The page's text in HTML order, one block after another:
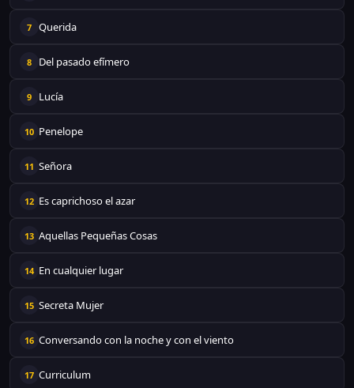
7 Querida
8 Del pasado efímero
9 Lucía
10 Penelope
11 Señora
12 Es caprichoso el azar
13 Aquellas Pequeñas Cosas
14 En cualquier lugar
15 Secreta Mujer
16 Conversando con la noche y con el viento
17 Curriculum